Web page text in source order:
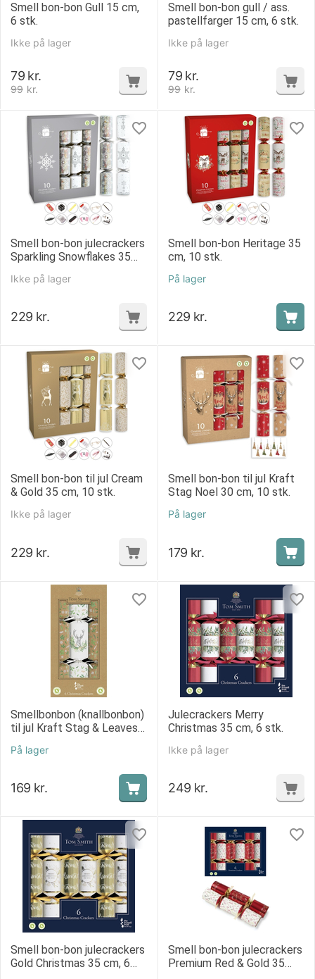
Smell bon-bon Gull 15 cm,
6 stk.
Ikke på lager
99 kr.
79 kr.
Smell bon-bon gull / ass.
pastellfarger 15 cm, 6 stk.
Ikke på lager
99 kr.
79 kr.
Smell bon-bon julecrackers
Sparkling Snowflakes 35
Ikke på lager
229 kr.
Smell bon-bon Heritage 35
cm, 10 stk.
På lager
229 kr.
Smell bon-bon til jul Cream
& Gold 35 cm, 10 stk.
Ikke på lager
229 kr.
Smell bon-bon til jul Kraft
Stag Noel 30 cm, 10 stk.
På lager
179 kr.
Smellbonbon (knallbonbon)
til jul Kraft Stag & Leaves
På lager
169 kr.
Julecrackers Merry
Christmas 35 cm, 6 stk.
Ikke på lager
249 kr.
Smell bon-bon julecrackers
Gold Christmas 35 cm, 6
Smell bon-bon julecrackers
Premium Red & Gold 35